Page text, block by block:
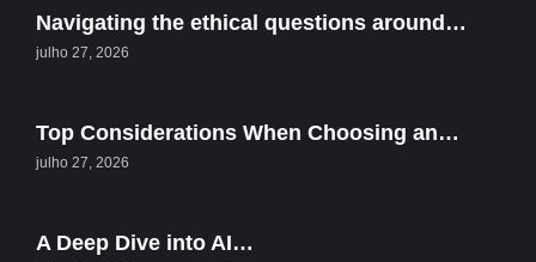
Navigating the ethical questions around…
julho 27, 2026
Top Considerations When Choosing an…
julho 27, 2026
A Deep Dive into AI…